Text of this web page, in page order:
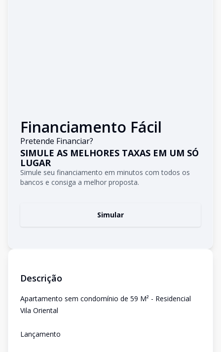
Financiamento Fácil
Pretende Financiar?
SIMULE AS MELHORES TAXAS EM UM SÓ
LUGAR
Simule seu financiamento em minutos com todos os
bancos e consiga a melhor proposta.
Simular
Descrição
Apartamento sem condomínio de 59 M² - Residencial
Vila Oriental
Lançamento